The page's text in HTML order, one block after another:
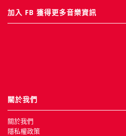
加入 FB 獲得更多音樂資訊
關於我們
關於我們
隱私權政策